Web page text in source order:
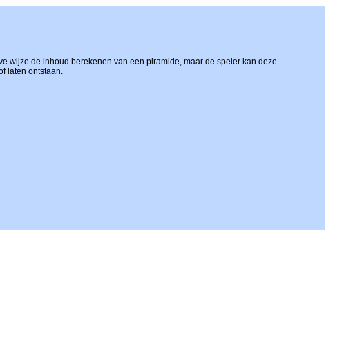
wijze de inhoud berekenen van een piramide, maar de speler kan deze
laten ontstaan.